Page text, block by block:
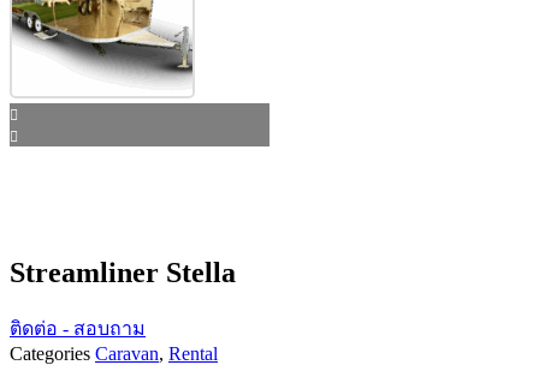
Streamliner Stella
ติดต่อ - สอบถาม
Categories Caravan, Rental